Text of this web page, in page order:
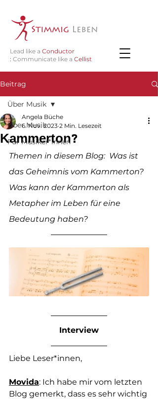
Lead like a Conductor
: Communicate like a Cellist
Beitrag
Über Musik
Für Musiker*innen
Über Musik
Kammerton?
Angela Büche
6. Nov. 2023 2 Min. Lesezeit
Themen in diesem Blog:  Was ist
das Geheimnis vom Kammerton?
Was kann der Kammerton als
Metapher im Leben für eine
Bedeutung haben?
Interview
Liebe Leser*innen,
Movida: Ich habe mir vom letzten
Blog gemerkt, dass es sehr wichtig